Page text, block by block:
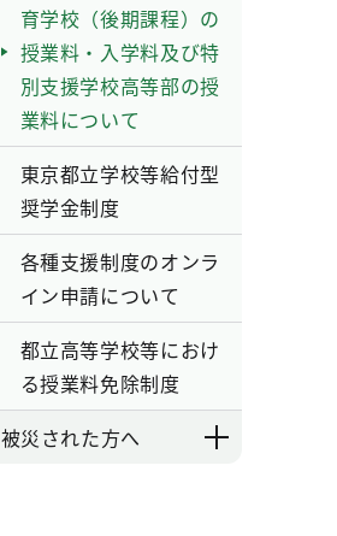
育学校（後期課程）の
授業料・入学料及び特
別支援学校高等部の授
業料について
東京都立学校等給付型
奨学金制度
各種支援制度のオンラ
イン申請について
都立高等学校等におけ
る授業料免除制度
被災された方へ